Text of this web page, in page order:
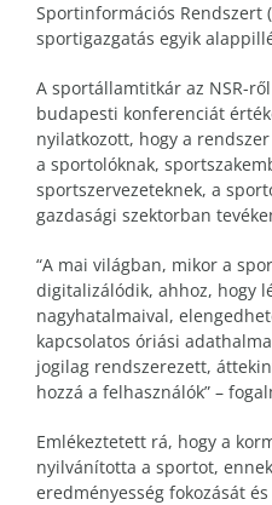
Sportinformációs Rendszert
sportigazgatás egyik
A sportállamtitkár az NSR-
budapesti konferenciát
nyilatkozott, hogy a
a sportolóknak,
sportszervezeteknek, a
gazdasági szektorban
“A mai világban, mikor a
digitalizálódik, ahhoz, hogy
nagyhatalmaival,
kapcsolatos óriási
jogilag rendszerezett,
hozzá a felhasználók” –
Emlékeztetett rá, hogy a
nyilvánította a sportot,
eredményesség fokozását